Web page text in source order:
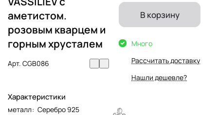
аметистом.
розовым кварцем и
горным хрусталем
Арт. CGB086
Характеристики
металл: Серебро 925
В корзину
Много
Рассчитать доставку
Нашли дешевле?